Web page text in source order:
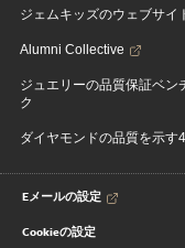
ジェムキッズのウェブサイ
Alumni Collective
ジュエリーの品質保証ベン
ク
ダイヤモンドの品質を示す
Eメールの設定
Cookieの設定